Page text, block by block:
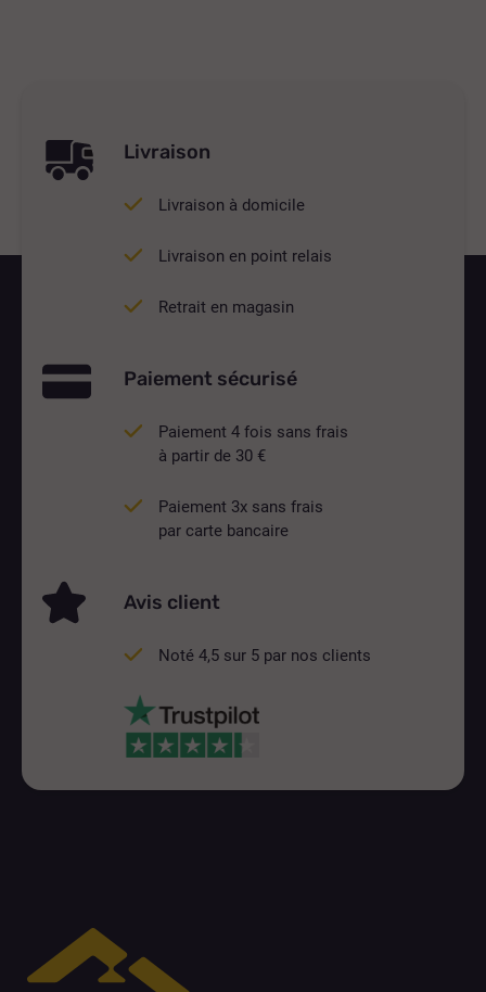
Livraison
Livraison à domicile
Livraison en point relais
Retrait en magasin
Paiement sécurisé
Paiement 4 fois sans frais
à partir de 30 €
Paiement 3x sans frais
par carte bancaire
Avis client
Noté 4,5 sur 5 par nos clients